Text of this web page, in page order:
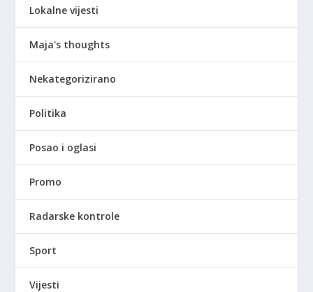
Lokalne vijesti
Maja's thoughts
Nekategorizirano
Politika
Posao i oglasi
Promo
Radarske kontrole
Sport
Vijesti